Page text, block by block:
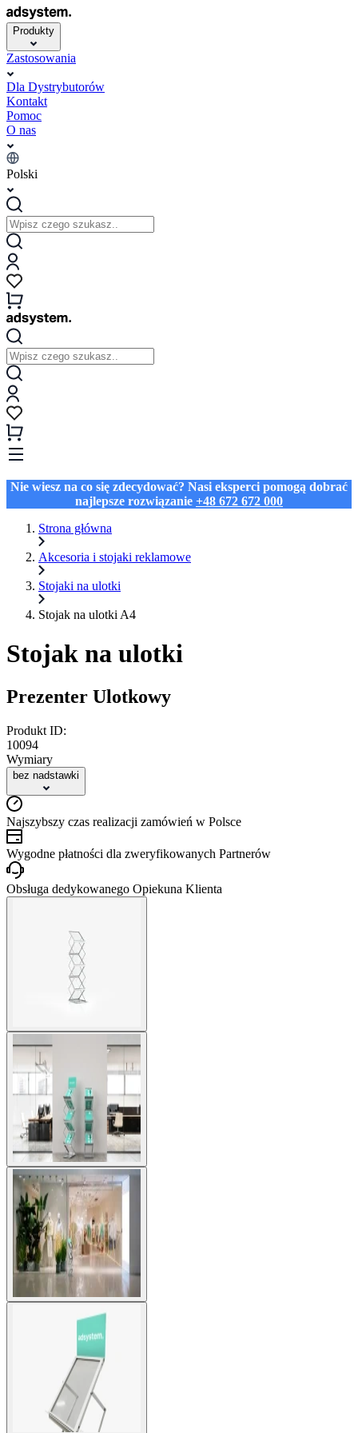
Produkty
Zastosowania
Dla Dystrybutorów
Kontakt
Pomoc
O nas
Polski
Nie wiesz na co się zdecydować? Nasi eksperci pomogą dobrać
najlepsze rozwiązanie +48 672 672 000
Strona główna
Akcesoria i stojaki reklamowe
Stojaki na ulotki
Stojak na ulotki A4
Stojak na ulotki
Prezenter Ulotkowy
Produkt ID:
10094
Wymiary
bez nadstawki
Najszybszy czas realizacji zamówień w Polsce
Wygodne płatności dla zweryfikowanych Partnerów
Obsługa dedykowanego Opiekuna Klienta